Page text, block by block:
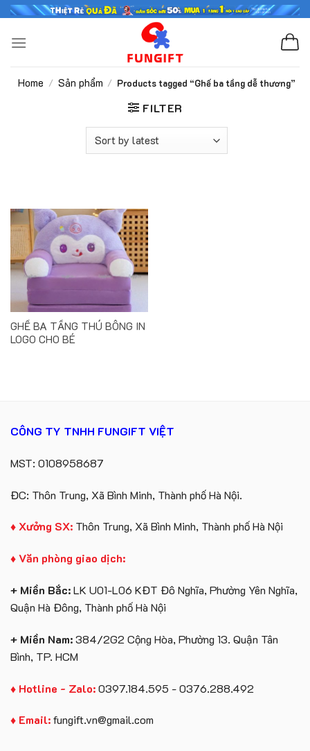
Skip
content
Home / Sản phẩm / Products tagged “Ghế ba tầng dễ thương”
FILTER
GHẾ BA TẦNG THÚ BÔNG IN
LOGO CHO BÉ
CÔNG TY TNHH FUNGIFT VIỆT
MST: 0108958687
ĐC: Thôn Trung, Xã Bình Minh, Thành phố Hà Nội.
♦ Xưởng SX: Thôn Trung, Xã Bình Minh, Thành phố Hà Nội
♦ Văn phòng giao dịch:
+ Miền Bắc:LK U01-L06 KĐT Đô Nghĩa, Phường Yên Nghĩa,
Quận Hà Đông, Thành phố Hà Nội
+ Miền Nam:384/2G2 Cộng Hòa, Phường 13. Quận Tân
Bình, TP. HCM
♦ Hotline - Zalo:0397.184.595 - 0376.288.492
♦ Email:fungift.vn@gmail.com